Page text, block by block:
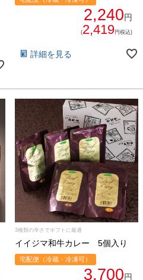
2,240円
(2,419円税込)
詳細を見る
3種類の辛さでギフトに最適
イイジマ和牛カレー 5個入り
宅配便（冷蔵・冷凍可）
3,700円